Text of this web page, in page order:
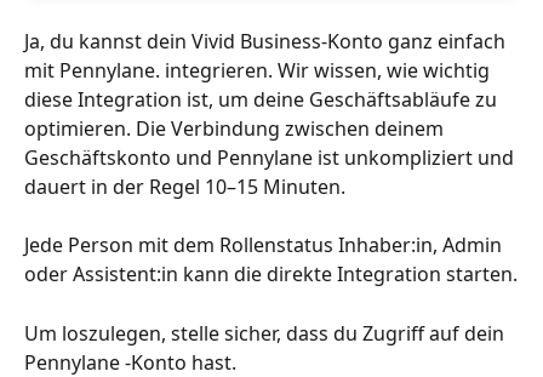
Ja, du kannst dein Vivid Business-Konto ganz einfach
mit Pennylane. integrieren. Wir wissen, wie wichtig
diese Integration ist, um deine Geschäftsabläufe zu
optimieren. Die Verbindung zwischen deinem
Geschäftskonto und Pennylane ist unkompliziert und
dauert in der Regel 10–15 Minuten.
Jede Person mit dem Rollenstatus Inhaber:in, Admin
oder Assistent:in kann die direkte Integration starten.
Um loszulegen, stelle sicher, dass du Zugriff auf dein
Pennylane -Konto hast.